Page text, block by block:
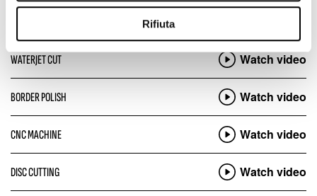
Rifiuta
WATERJET CUT Watch video
BORDER POLISH Watch video
CNC MACHINE Watch video
DISC CUTTING Watch video